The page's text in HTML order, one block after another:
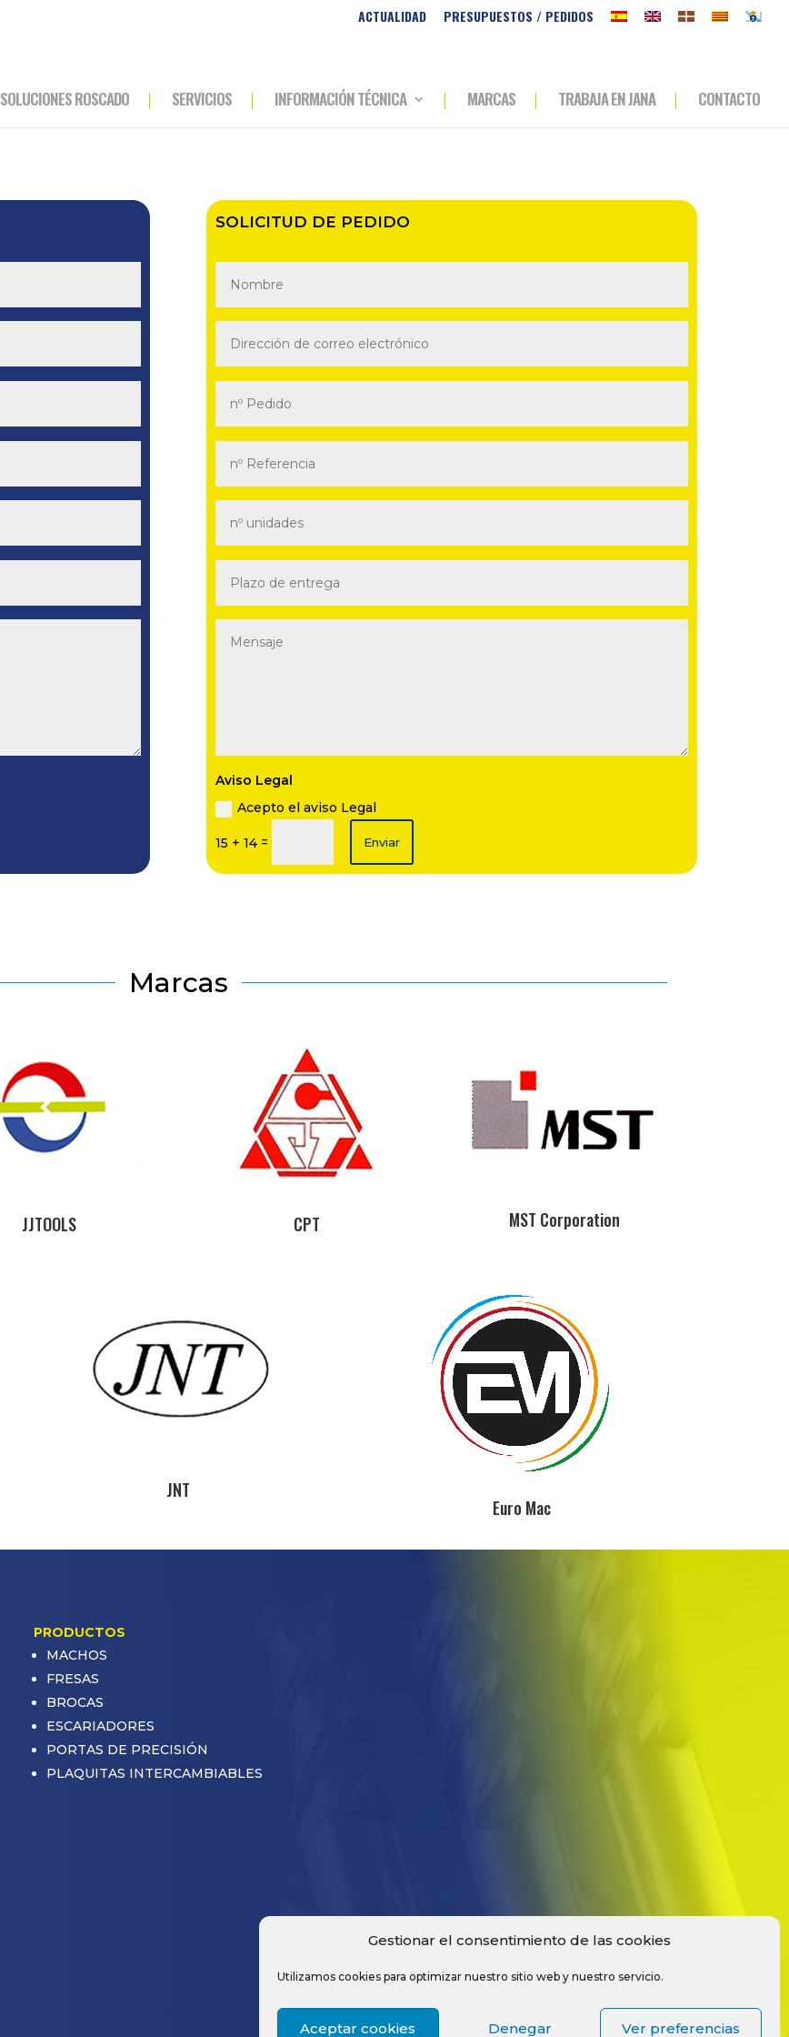
Gestionar el consentimiento de las cookies
Utilizamos cookies para optimizar nuestro sitio web y nuestro servicio.
Aceptar cookies Denegar Ver preferencias
ACTUALIDAD PRESUPUESTOS / PEDIDOS
SOLUCIONES ROSCADO SERVICIOS INFORMACIÓN TÉCNICA MARCAS TRABAJA EN JANA CONTACTO
SOLICITUD DE PEDIDO
Aviso Legal
Acepto el aviso Legal
15 + 14 = Enviar
Marcas
JJTOOLS CPT MST Corporation
JNT
Euro Mac
PRODUCTOS
MACHOS
FRESAS
BROCAS
ESCARIADORES
PORTAS DE PRECISIÓN
PLAQUITAS INTERCAMBIABLES